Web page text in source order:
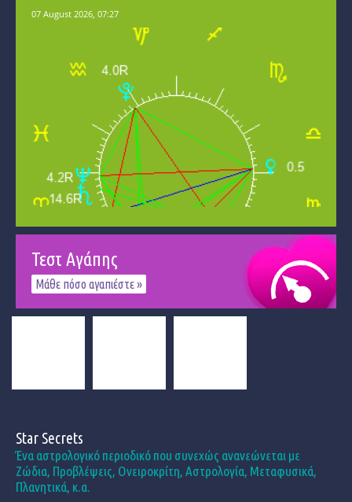
Τεστ Αγάπης
Μάθε πόσο αγαπιέστε »
Star Secrets
Ένα αστρολογικό περιοδικό που συνεχώς ανανεώνεται με
Ζώδια, Προβλέψεις, Ονειροκρίτη, Αστρολογία, Μεταφυσικά,
Πλανητικά, κ.α.